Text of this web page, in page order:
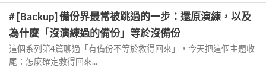
# [Backup] 備份界最常被跳過的一步：還原演練，以及
為什麼「沒演練過的備份」等於沒備份
這個系列第4篇聊過「有備份不等於救得回來」，今天把這個主題收
尾：怎麼確定救得回來...